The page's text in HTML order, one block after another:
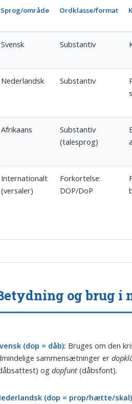
Sprog/område Ordklasse/format
Svensk Substantiv
Nederlandsk Substantiv
Afrikaans
Substantiv
(talesprog)
Internationalt
(versaler)
Forkortelse:
DOP/DoP
og brug i
(dop = dåb): Bruges om den
sammensætninger er
ogdopfunt(dåbsfont).
(dop = prop/hætte/